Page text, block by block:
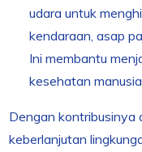
udara untuk
kendaraan, asap
Ini membantu
kesehatan
Dengan kontribusinya
keberlanjutan